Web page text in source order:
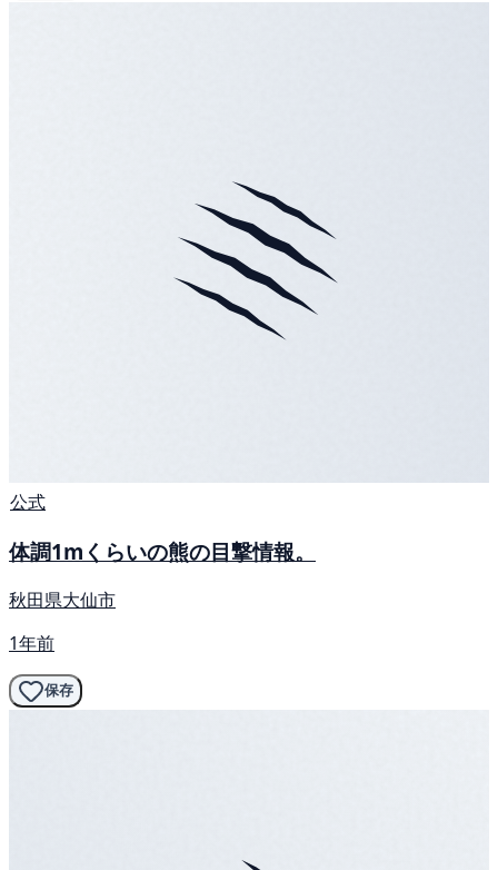
公式
体調1mくらいの熊の目撃情報。
秋田県大仙市
1年前
保存